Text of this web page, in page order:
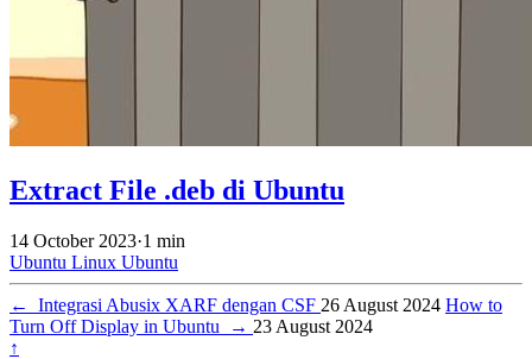
Extract File .deb di Ubuntu
14 October 2023·1 min
Ubuntu Linux Ubuntu
← Integrasi Abusix XARF dengan CSF 26 August 2024 How to
Turn Off Display in Ubuntu
→ 23 August 2024
↑